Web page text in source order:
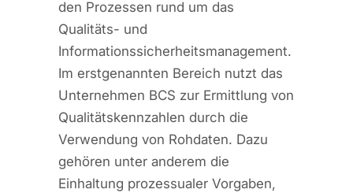
den Prozessen rund um das
Qualitäts- und
Informationssicherheitsmanagement.
Im erstgenannten Bereich nutzt das
Unternehmen BCS zur Ermittlung von
Qualitätskennzahlen durch die
Verwendung von Rohdaten. Dazu
gehören unter anderem die
Einhaltung prozessualer Vorgaben,